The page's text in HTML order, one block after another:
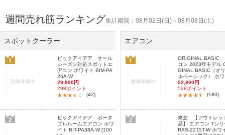
週間売れ筋ランキング集計期間：08月02日(日)～08月08日(土)
スポットクーラー
ビックアイデア オール
シーズン対応スポットエ
アコン ホワイト BIM-PA
26A-W
29,800円
298ポイント
(42)
ビックアイデア ポータ
ブルルームエアコン ホワ
イト BIT-PA38A-W [100
エアコン
ORIGINAL BASIC
コン 2023年モデル
GINAL BASIC（オ
ルベーシック） ホ
52,800円
528ポイント
(180)
東芝 【アウトレッ
品】 エアコン Tシリ
RAS-2215T-W ホワ